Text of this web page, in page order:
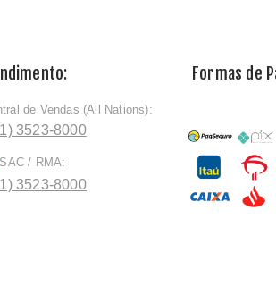
de Vendas (All Nations):
3523-8000
SAC / RMA:
3523-8000
Formas de